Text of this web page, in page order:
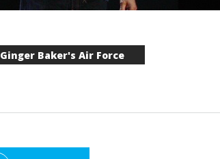
Ginger Baker's Air Force